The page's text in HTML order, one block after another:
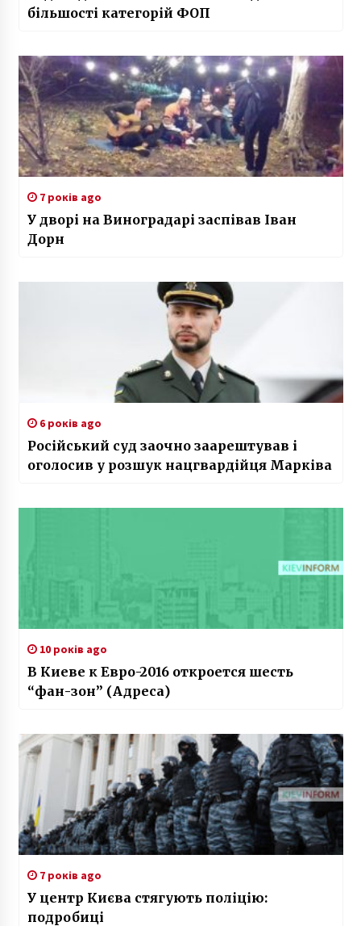
більшості категорій ФОП
7 років ago
У дворі на Виноградарі заспівав Іван
Дорн
6 років ago
Російський суд заочно заарештував і
оголосив у розшук нацгвардійця Марківа
10 років ago
В Киеве к Евро-2016 откроется шесть
“фан-зон” (Адреса)
7 років ago
У центр Києва стягують поліцію:
подробиці